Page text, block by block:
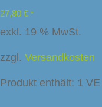
27,80 € *
exkl. 19 % MwSt.
zzgl. Versandkosten
Produkt enthält: 1 VE